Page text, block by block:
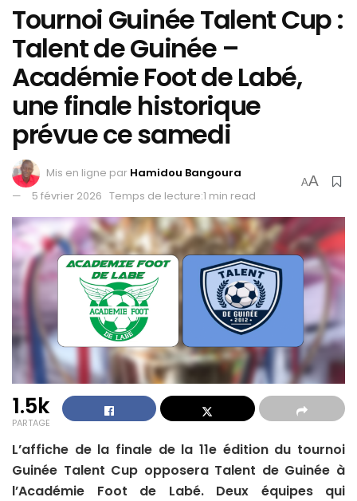
Tournoi Guinée Talent Cup :
Talent de Guinée –
Académie Foot de Labé,
une finale historique
prévue ce samedi
Mis en ligne par Hamidou Bangoura
5 février 2026 Temps de lecture:1 min read
AA
1.5k
PARTAGE
L’affiche de la finale de la 11e édition du tournoi
Guinée Talent Cup opposera Talent de Guinée à
l’Académie Foot de Labé. Deux équipes qui